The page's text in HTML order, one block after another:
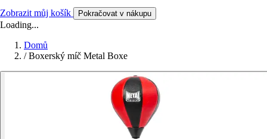
Zobrazit můj košík Pokračovat v nákupu
Loading...
Domů
/ Boxerský míč Metal Boxe